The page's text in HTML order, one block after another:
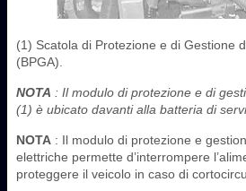
(1) Scatola di Protezione e di Gestione
(BPGA).
NOTA : Il modulo di protezione e di
‎(1) è ubicato davanti alla batteria di
NOTA : Il modulo di protezione e
elettriche permette d’interrompere
proteggere il veicolo in caso di